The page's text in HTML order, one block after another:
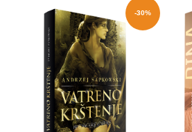
-30%